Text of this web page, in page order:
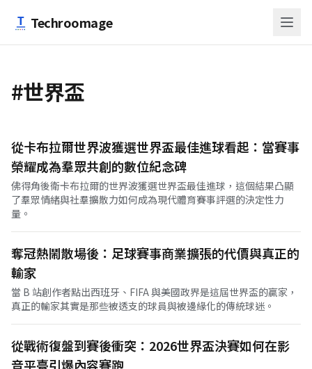
Techroomage
#世界盃
從卡布拉爾世界波獲選世界盃最佳進球看起：當賽事
榮耀成為羣眾共創的數位紀念碑
佛得角後衛卡布拉爾的世界波獲選世界盃最佳進球，這個結果凸顯
了羣眾情緒與社羣擴散力如何成為現代體育賽事評選的決定性力
量。
奪冠熱鬧散場後：足球賽事商業擴張的代價與真正的
輸家
當 B 站創作者點出西班牙、FIFA 與美國政界是這屆世界盃的贏家，
真正的輸家其實是那些被透支的球員與被邊緣化的傳統球迷。
從戰術復盤到賽後衝突：2026世界盃決賽如何在影
音平臺引爆內容賽跑